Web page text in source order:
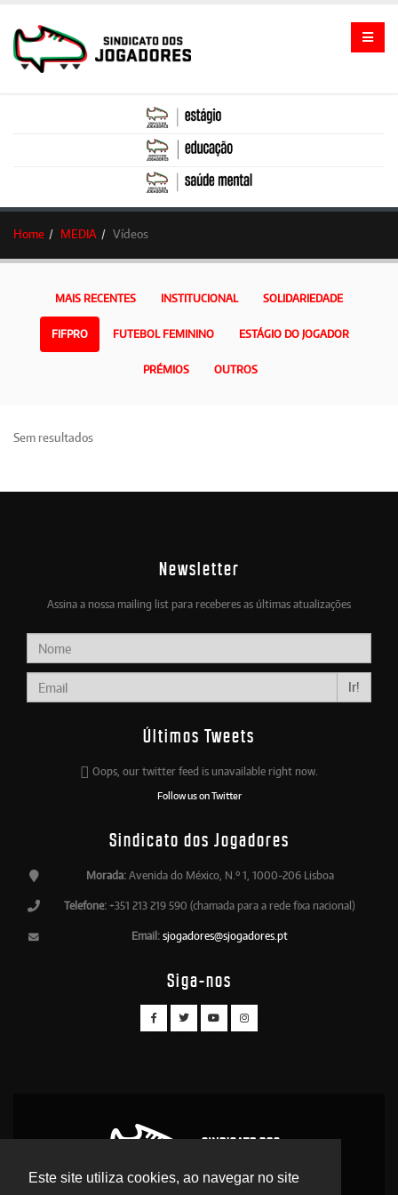
Este site utiliza cookies, ao navegar no site
Home MEDIA Vídeos
MAIS RECENTES INSTITUCIONAL SOLIDARIEDADE
FIFPRO FUTEBOL FEMININO ESTÁGIO DO JOGADOR
PRÉMIOS OUTROS
Sem resultados
Newsletter
Assina a nossa mailing list para receberes as últimas atualizações
Ir!
Últimos Tweets
Oops, our twitter feed is unavailable right now.
Follow us on Twitter
Sindicato dos Jogadores
Morada:Avenida do México, N.º 1, 1000-206 Lisboa
Telefone: +351 213 219 590 (chamada para a rede fixa nacional)
Email: sjogadores@sjogadores.pt
Siga-nos